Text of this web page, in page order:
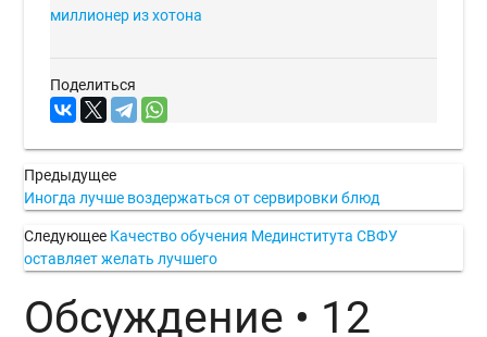
миллионер из хотона
Поделиться
Предыдущее
Иногда лучше воздержаться от сервировки блюд
Следующее Качество обучения Мединститута СВФУ
оставляет желать лучшего
Обсуждение • 12